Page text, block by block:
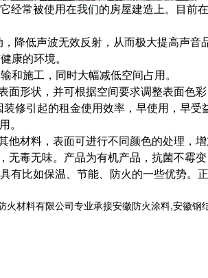
常被使用在我们的房屋建造上。目前
降低声波无效反射，从而极大提高声音品
康的环境。
施工，同时大幅减低空间占用。
形状，并可根据空间要求调整表面色彩
修引起的租金使用效率，早使用，早受
。
材料，表面可进行不同颜色的处理，增
毒无味。产品为有机产品，抗菌不霉变
比如保温、节能、防火的一些优势。
材料有限公司专业承接安徽防火涂料,安徽